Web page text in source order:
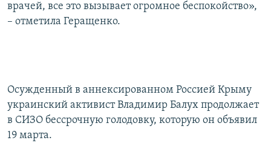
врачей, все это вызывает огромное беспокойство»,
– отметила Геращенко.
Осужденный в аннексированном Россией Крыму
украинский активист Владимир Балух продолжает
в СИЗО бессрочную голодовку, которую он объявил
19 марта.